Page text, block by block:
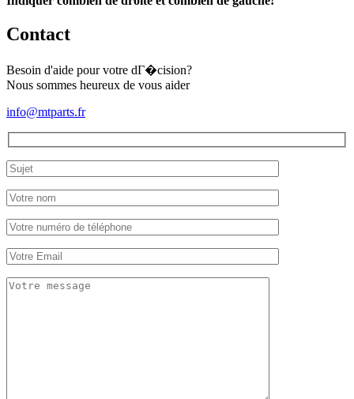
Contact
Besoin d'aide pour votre dГ�cision?
Nous sommes heureux de vous aider
info@mtparts.fr